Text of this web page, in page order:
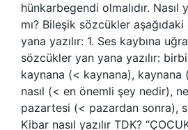
hünkarbegendi olmalıdır. Nasıl
mı? Bileşik sözcükler
yana yazılır: 1. Ses kaybına
sözcükler yan yana yazılır:
kaynana (< kaynana), kaynana
nasıl (< en önemli şey nedir),
pazartesi (< pazardan sonra),
Kibar nasıl yazılır TDK?